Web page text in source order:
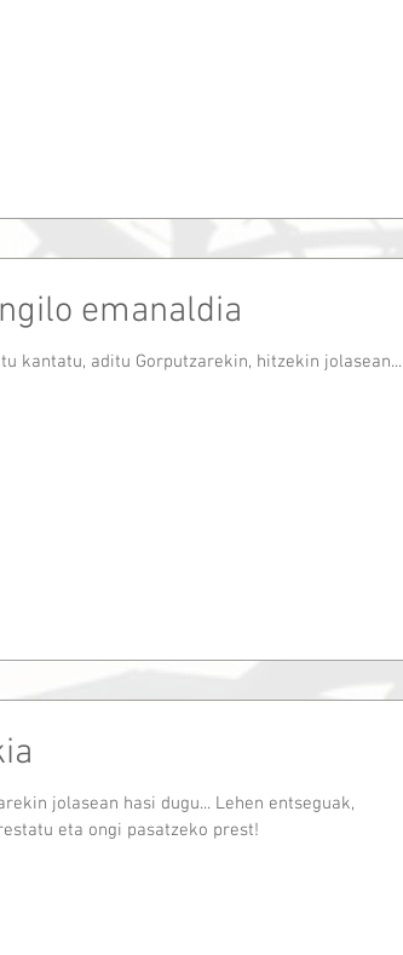
emanaldia
kantatu, aditu Gorputzarekin, hitzekin jolasean...
jolasean hasi dugu... Lehen entseguak,
eta ongi pasatzeko prest!